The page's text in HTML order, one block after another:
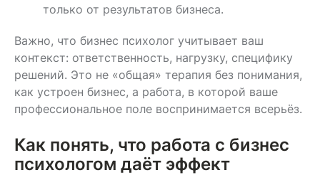
только от результатов бизнеса.
Важно, что бизнес психолог учитывает ваш
контекст: ответственность, нагрузку, специфику
решений. Это не «общая» терапия без понимания,
как устроен бизнес, а работа, в которой ваше
профессиональное поле воспринимается всерьёз.
Как понять, что работа с бизнес
психологом даёт эффект